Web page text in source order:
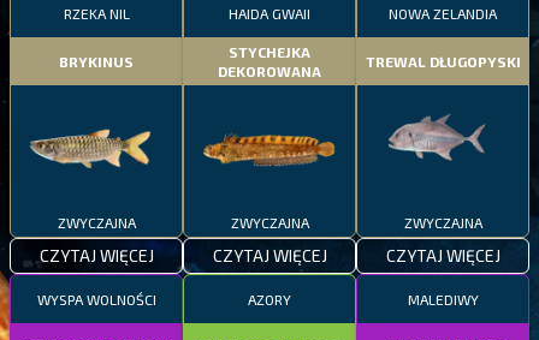
RZEKA NIL
BRYKINUS
ZWYCZAJNA
CZYTAJ WIĘCEJ
HAIDA GWAII
STYCHEJKA
DEKOROWANA
ZWYCZAJNA
CZYTAJ WIĘCEJ
NOWA ZELANDIA
TREWAL DŁUGOPYSKI
ZWYCZAJNA
CZYTAJ WIĘCEJ
WYSPA WOLNOŚCI AZORY MALEDIWY